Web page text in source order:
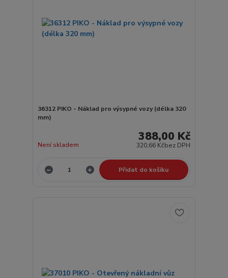
36312 PIKO - Náklad pro výsypné vozy (délka 320
mm)
388,00 Kč
320,66 Kčbez DPH
Není skladem
Přidat do košíku